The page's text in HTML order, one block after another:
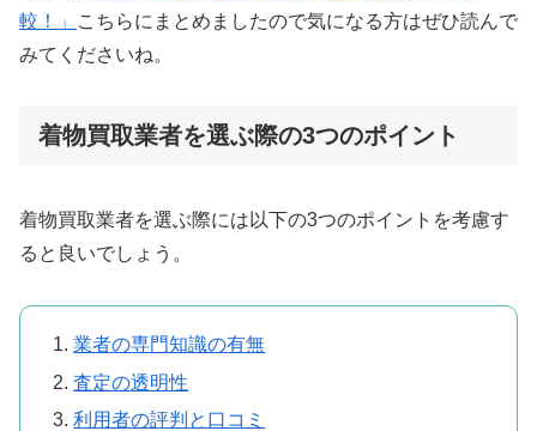
較！」
こちらにまとめましたので気になる方はぜひ読んで
みてくださいね。
着物買取業者を選ぶ際の3つのポイント
着物買取業者を選ぶ際には以下の3つのポイントを考慮す
ると良いでしょう。
業者の専門知識の有無
査定の透明性
利用者の評判と口コミ